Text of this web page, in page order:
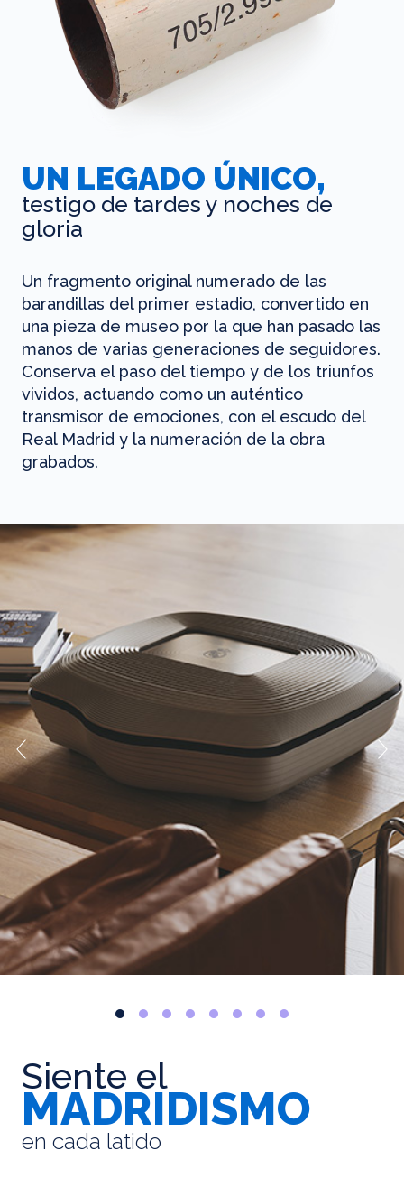
UN LEGADO ÚNICO,
testigo de tardes y noches de
gloria
Un fragmento original numerado de las
barandillas del primer estadio, convertido en
una pieza de museo por la que han pasado las
manos de varias generaciones de seguidores.
Conserva el paso del tiempo y de los triunfos
vividos, actuando como un auténtico
transmisor de emociones, con el escudo del
Real Madrid y la numeración de la obra
grabados.
Siente el
MADRIDISMO
en cada latido